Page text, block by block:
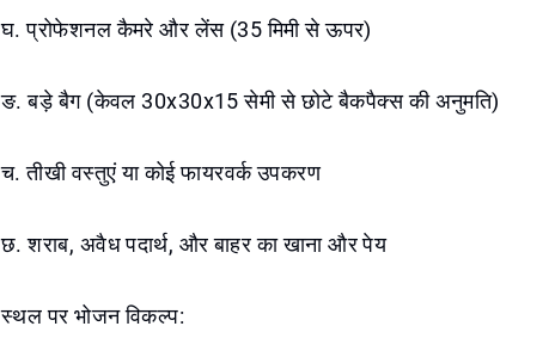
घ. प्रोफेशनल कैमरे और लेंस (35 मिमी से ऊपर)
ङ. बड़े बैग (केवल 30x30x15 सेमी से छोटे बैकपैक्स की अनुमति)
च. तीखी वस्तुएं या कोई फायरवर्क उपकरण
छ. शराब, अवैध पदार्थ, और बाहर का खाना और पेय
स्थल पर भोजन विकल्प: